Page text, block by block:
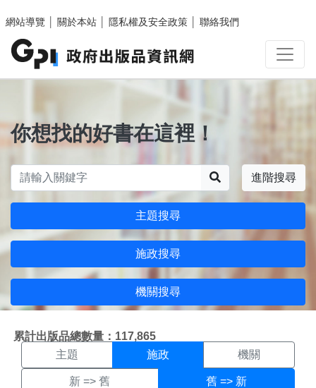
網站導覽
關於本站 隱私權及安全政策 聯絡我們
你想找的好書在這裡！
進階搜尋
主題搜尋
施政搜尋
機關搜尋
累計出版品總數量：117,865
施政搜尋結果頁面
主題 施政 機關
新 => 舊 舊 => 新